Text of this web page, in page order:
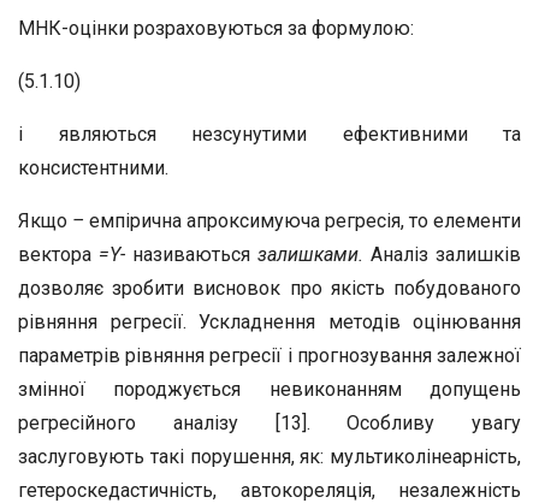
МНК-оцінки розраховуються за формулою:
(5.1.10)
і являються незсунутими ефективними та
консистентними.
Якщо – емпірична апроксимуюча регресія, то елементи
вектора =Y- називаються залишками. Аналіз залишків
дозволяє зробити висновок про якість побудованого
рівняння регресії. Ускладнення методів оцінювання
параметрів рівняння регресії і прогнозування залежної
змінної породжується невиконанням допущень
регресійного аналізу [13]. Особливу увагу
заслуговують такі порушення, як: мультиколінеарність,
гетероскедастичність, автокореляція, незалежність